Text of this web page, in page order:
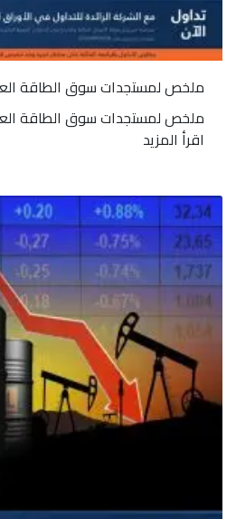
ملخص لمستجدات سوق الطاقة العالمي 9
ملخص لمستجدات سوق الطاقة
اقرأ المزيد